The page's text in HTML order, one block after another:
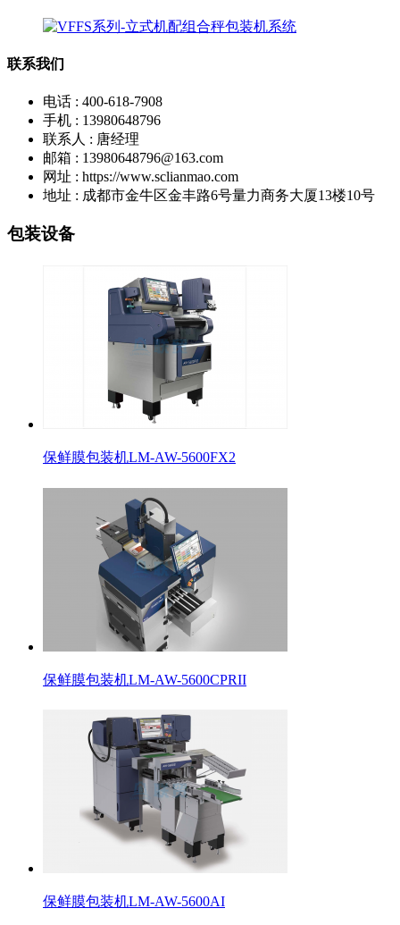
联系我们
电话 : 400-618-7908
手机 : 13980648796
联系人 : 唐经理
邮箱 : 13980648796@163.com
网址 : https://www.sclianmao.com
地址 : 成都市金牛区金丰路6号量力商务大厦13楼10号
包装设备
保鲜膜包装机LM-AW-5600FX2
保鲜膜包装机LM-AW-5600CPRII
保鲜膜包装机LM-AW-5600AI